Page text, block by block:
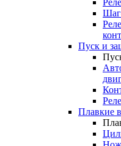
Пуск и
Плавкие